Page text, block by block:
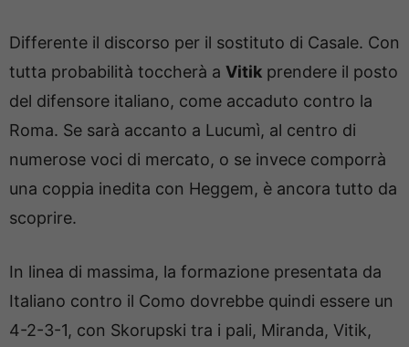
Differente il discorso per il sostituto di Casale. Con
tutta probabilità toccherà a Vitik prendere il posto
del difensore italiano, come accaduto contro la
Roma. Se sarà accanto a Lucumì, al centro di
numerose voci di mercato, o se invece comporrà
una coppia inedita con Heggem, è ancora tutto da
scoprire.
In linea di massima, la formazione presentata da
Italiano contro il Como dovrebbe quindi essere un
4-2-3-1, con Skorupski tra i pali, Miranda, Vitik,